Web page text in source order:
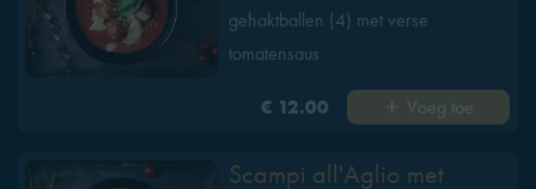
gehaktballen (4) met verse
tomatensaus
€ 12.00 Voeg toe
Scampi all'Aglio met